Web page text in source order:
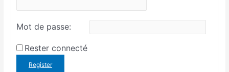
Mot de passe:
Rester connecté
Register